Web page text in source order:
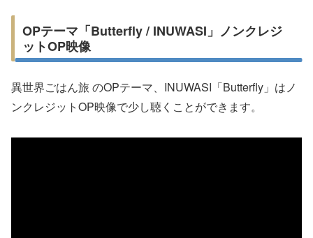
OPテーマ「Butterfly / INUWASI」ノンクレジ
ットOP映像
異世界ごはん旅 のOPテーマ、INUWASI「Butterfly」はノ
ンクレジットOP映像で少し聴くことができます。